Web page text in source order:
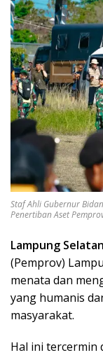
Staf Ahli Gubernur
Penertiban Aset
Lampung
(Pemprov)
menata dan
yang humanis
masyarakat.
Hal ini tercermin